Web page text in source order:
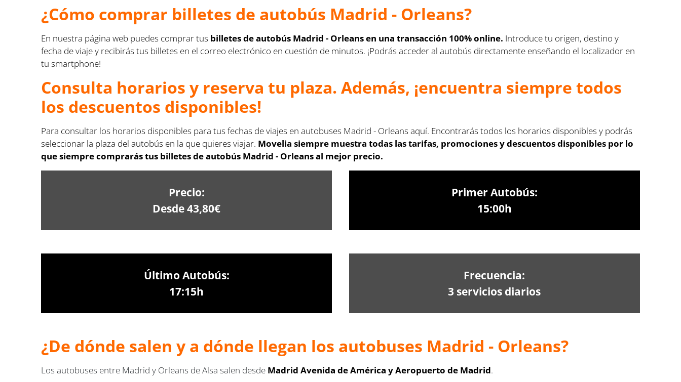
¿Cómo comprar billetes de autobús Madrid - Orleans?
En nuestra página web puedes comprar tus billetes de autobús Madrid - Orleans en una transacción 100% online. Introduce tu origen, destino y
fecha de viaje y recibirás tus billetes en el correo electrónico en cuestión de minutos. ¡Podrás acceder al autobús directamente enseñando el localizador en
tu smartphone!
Consulta horarios y reserva tu plaza. Además, ¡encuentra siempre todos
los descuentos disponibles!
Para consultar los horarios disponibles para tus fechas de viajes en autobuses Madrid - Orleans aquí. Encontrarás todos los horarios disponibles y podrás
seleccionar la plaza del autobús en la que quieres viajar. Movelia siempre muestra todas las tarifas, promociones y descuentos disponibles por lo
que siempre comprarás tus billetes de autobús Madrid - Orleans al mejor precio.
Precio:
Desde 43,80€
Primer Autobús:
15:00h
Último Autobús:
17:15h
Frecuencia:
3 servicios diarios
¿De dónde salen y a dónde llegan los autobuses Madrid - Orleans?
Los autobuses entre Madrid y Orleans de Alsa salen desde Madrid Avenida de América y Aeropuerto de Madrid.